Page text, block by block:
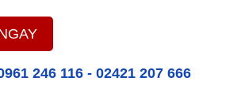
246 116- 02421 207 666